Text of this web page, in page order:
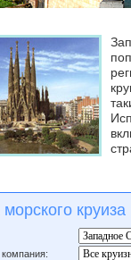
круиза
компания: